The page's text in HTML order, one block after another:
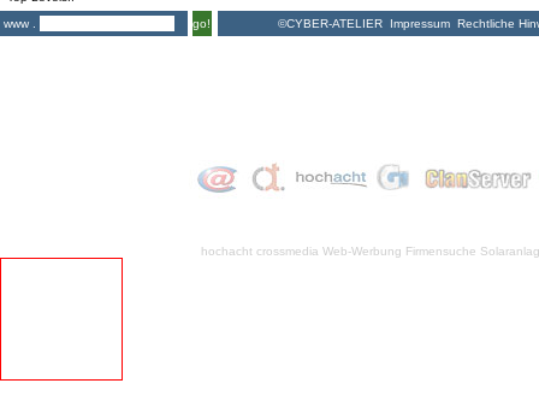
www .
go! ©CYBER-ATELIER Impressum Rechtliche
hochacht crossmedia Web-Werbung Firmensuche